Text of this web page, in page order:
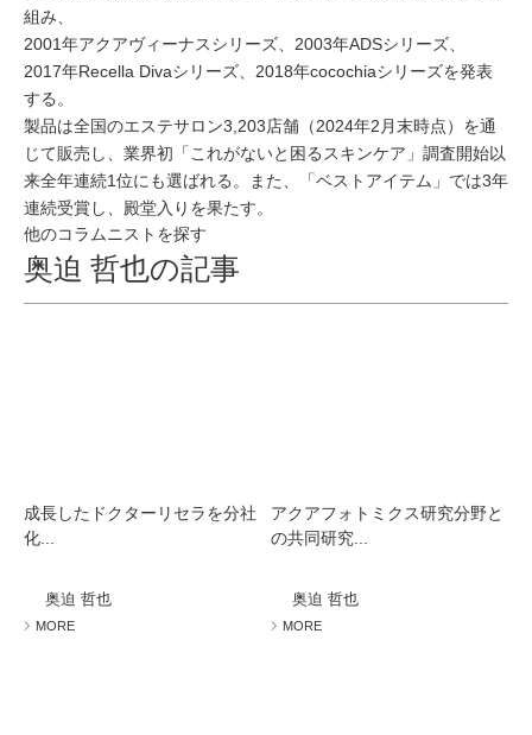
組み、
2001年アクアヴィーナスシリーズ、2003年ADSシリーズ、
2017年Recella Divaシリーズ、2018年cocochiaシリーズを発表
する。
製品は全国のエステサロン3,203店舗（2024年2月末時点）を通
じて販売し、業界初「これがないと困るスキンケア」調査開始以
来全年連続1位にも選ばれる。また、「ベストアイテム」では3年
連続受賞し、殿堂入りを果たす。
他のコラムニストを探す
奥迫 哲也の記事
成長したドクターリセラを分社
化...
奥迫 哲也
MORE
アクアフォトミクス研究分野と
の共同研究...
奥迫 哲也
MORE